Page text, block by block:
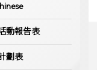
動報告表
劃表